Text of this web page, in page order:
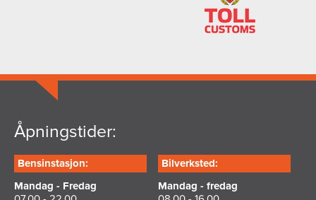
Åpningstider:
Bensinstasjon:
Mandag - Fredag
Bilverksted:
Mandag - fredag